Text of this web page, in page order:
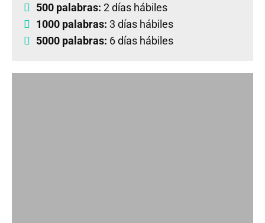
500 palabras: 2 días hábiles
1000 palabras: 3 días hábiles
5000 palabras: 6 días hábiles